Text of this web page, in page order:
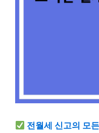
전월세 신고의 모